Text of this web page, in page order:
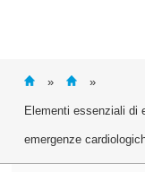
» »
Elementi essenziali di
emergenze